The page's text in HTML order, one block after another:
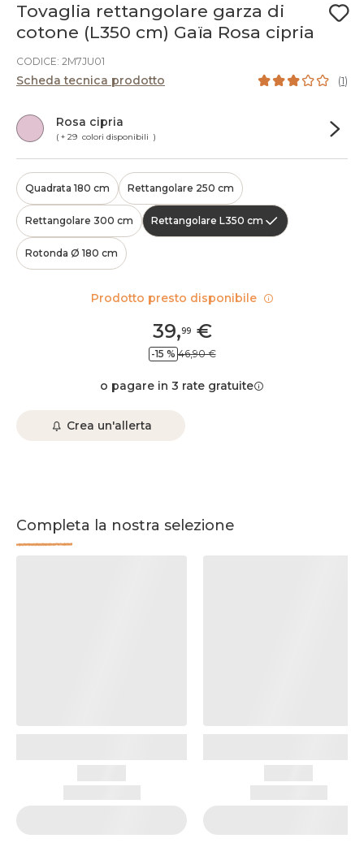
Tovaglia rettangolare garza di
cotone (L350 cm) Gaïa Rosa cipria
CODICE: 2M7JU01
Scheda tecnica prodotto (1)
Rosa cipria
( + 29 colori disponibili )
Quadrata 180 cm Rettangolare 250 cm
Rettangolare 300 cm Rettangolare L350 cm
Rotonda Ø 180 cm
39,99€
-15 % 46,90 €
o pagare in 3 rate gratuite
Crea un'allerta
Completa la nostra selezione